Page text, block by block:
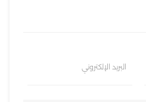
البريد الإلكتروني